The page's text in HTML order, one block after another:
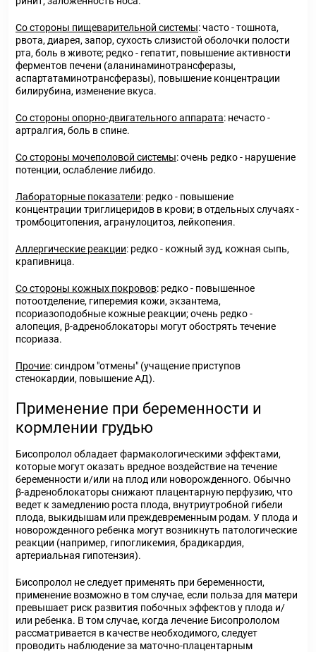
Со стороны пищеварительной системы: часто - тошнота,
рвота, диарея, запор, сухость слизистой оболочки полости
рта, боль в животе; редко - гепатит, повышение активности
ферментов печени (аланинаминотрансферазы,
аспартатаминотрансферазы), повышение концентрации
билирубина, изменение вкуса.
Со стороны опорно-двигательного аппарата: нечасто -
артралгия, боль в спине.
Со стороны мочеполовой системы: очень редко - нарушение
потенции, ослабление либидо.
Лабораторные показатели: редко - повышение
концентрации триглицеридов в крови; в отдельных случаях -
тромбоцитопения, агранулоцитоз, лейкопения.
Аллергические реакции: редко - кожный зуд, кожная сыпь,
крапивница.
Со стороны кожных покровов: редко - повышенное
потоотделение, гиперемия кожи, экзантема,
псориазоподобные кожные реакции; очень редко -
алопеция, β-адреноблокаторы могут обострять течение
псориаза.
Прочие: синдром "отмены" (учащение приступов
стенокардии, повышение АД).
Применение при беременности и
кормлении грудью
Бисопролол обладает фармакологическими эффектами,
которые могут оказать вредное воздействие на течение
беременности и/или на плод или новорожденного. Обычно
β-адреноблокаторы снижают плацентарную перфузию, что
ведет к замедлению роста плода, внутриутробной гибели
плода, выкидышам или преждевременным родам. У плода и
новорожденного ребенка могут возникнуть патологические
реакции (например, гипогликемия, брадикардия,
артериальная гипотензия).
Бисопролол не следует применять при беременности,
применение возможно в том случае, если польза для матери
превышает риск развития побочных эффектов у плода и/
или ребенка. В том случае, когда лечение Бисопрололом
рассматривается в качестве необходимого, следует
проводить наблюдение за маточно-плацентарным